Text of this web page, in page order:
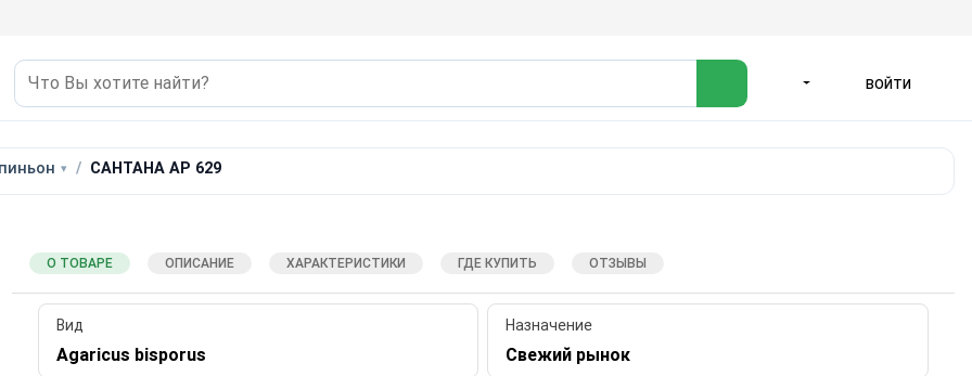
ВОЙТИ
САНТАНА АР 629
О ТОВАРЕ ОПИСАНИЕ ХАРАКТЕРИСТИКИ ГДЕ КУПИТЬ ОТЗЫВЫ
Вид
Agaricus bisporus
Назначение
Свежий рынок